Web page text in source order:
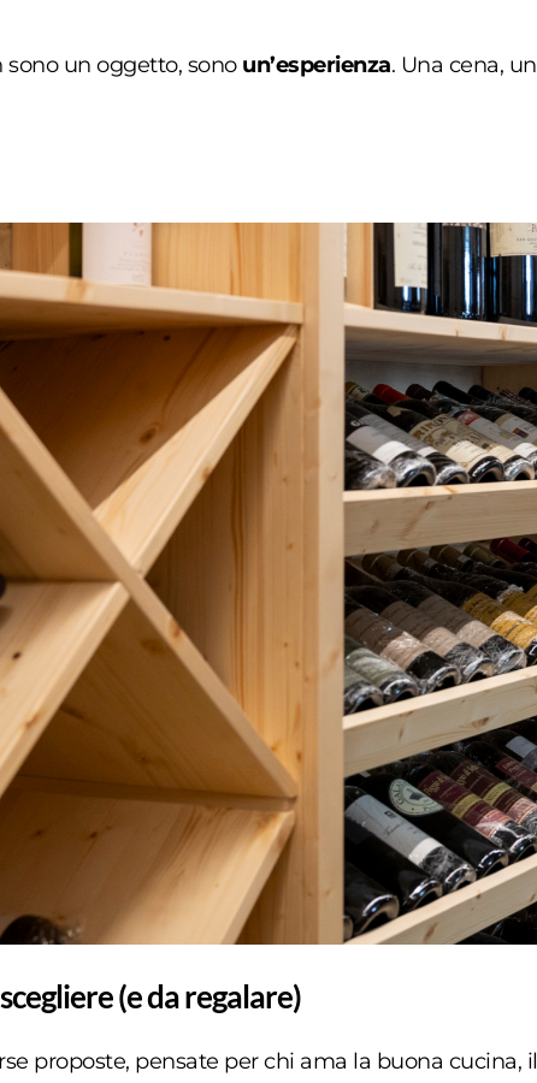
sono un oggetto, sono un’esperienza. Una cena,
(e da regalare)
proposte, pensate per chi ama la buona